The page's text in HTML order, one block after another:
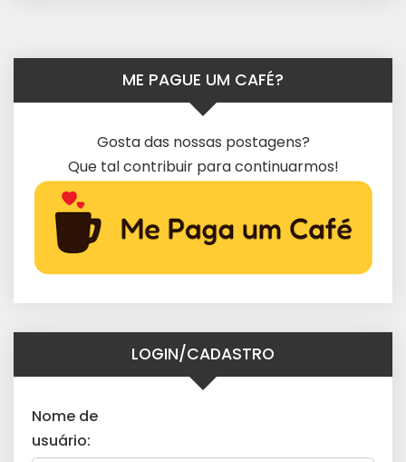
ME PAGUE UM CAFÉ?
Gosta das nossas postagens?
Que tal contribuir para continuarmos!
LOGIN/CADASTRO
Nome de
usuário: